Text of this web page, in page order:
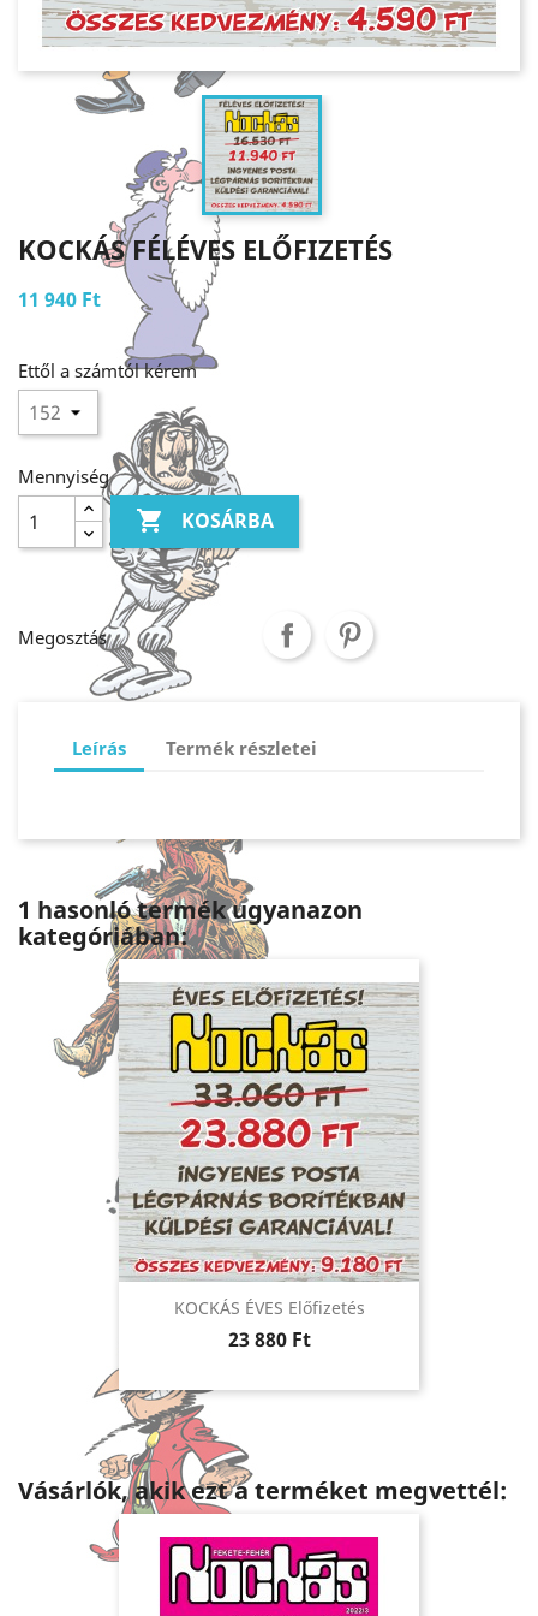
KOCKÁS FÉLÉVES ELŐFIZETÉS
11 940 Ft
Ettől a számtól kérem
Mennyiség
 KOSÁRBA
Megosztás
Leírás Termék részletei
1 hasonló termék ugyanazon
kategóriában:
KOCKÁS ÉVES Előfizetés
Ár
23 880 Ft
Vásárlók, akik ezt a terméket megvettél: